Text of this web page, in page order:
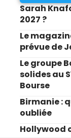
Sarah
2027 ?
Le
prévue de
Le groupe
solides au
Bourse
Birmanie :
oubliée
Hollywood